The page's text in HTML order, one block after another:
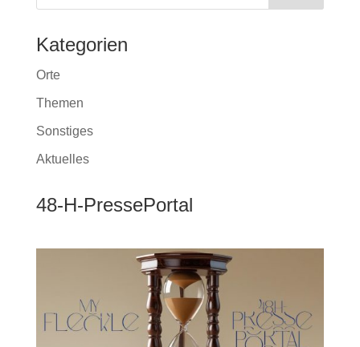
Kategorien
Orte
Themen
Sonstiges
Aktuelles
48-H-PressePortal